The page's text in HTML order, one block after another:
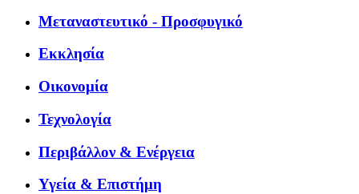
Μεταναστευτικό - Προσφυγικό
Εκκλησία
Οικονομία
Τεχνολογία
Περιβάλλον & Ενέργεια
Υγεία & Επιστήμη